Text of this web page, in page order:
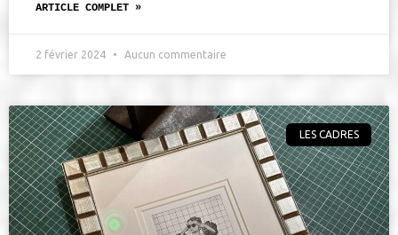
ARTICLE COMPLET »
2 février 2024 Aucun commentaire
LES CADRES